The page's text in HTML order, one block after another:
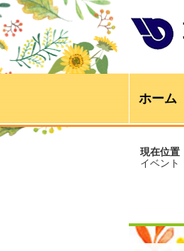
ホーム
現在位置
イベント